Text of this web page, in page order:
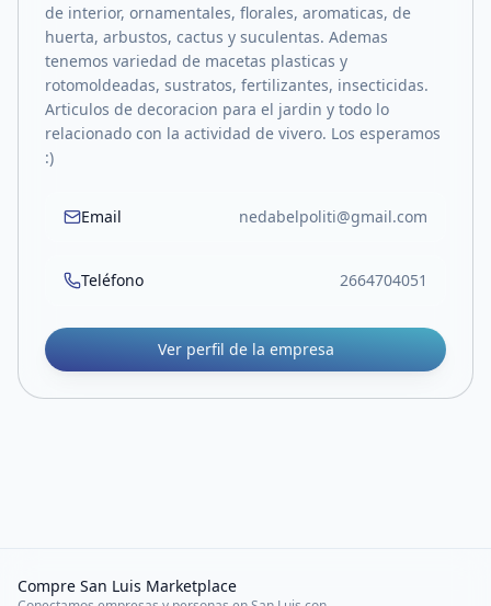
de interior, ornamentales, florales, aromaticas, de
huerta, arbustos, cactus y suculentas. Ademas
tenemos variedad de macetas plasticas y
rotomoldeadas, sustratos, fertilizantes, insecticidas.
Articulos de decoracion para el jardin y todo lo
relacionado con la actividad de vivero. Los esperamos
:)
Email nedabelpoliti@gmail.com
Teléfono 2664704051
Ver perfil de la empresa
Compre San Luis Marketplace